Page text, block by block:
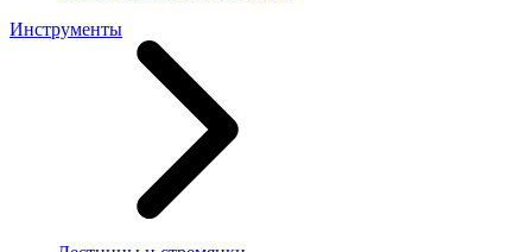
Инструменты